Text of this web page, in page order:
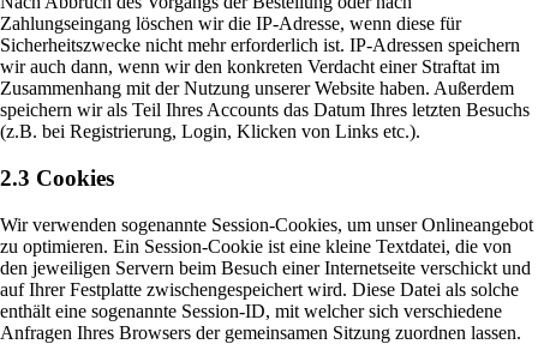
Zahlungseingang löschen wir die IP-Adresse, wenn diese für
Sicherheitszwecke nicht mehr erforderlich ist. IP-Adressen speichern
wir auch dann, wenn wir den konkreten Verdacht einer Straftat im
Zusammenhang mit der Nutzung unserer Website haben. Außerdem
speichern wir als Teil Ihres Accounts das Datum Ihres letzten Besuchs
(z.B. bei Registrierung, Login, Klicken von Links etc.).
2.3 Cookies
Wir verwenden sogenannte Session-Cookies, um unser Onlineangebot
zu optimieren. Ein Session-Cookie ist eine kleine Textdatei, die von
den jeweiligen Servern beim Besuch einer Internetseite verschickt und
auf Ihrer Festplatte zwischengespeichert wird. Diese Datei als solche
enthält eine sogenannte Session-ID, mit welcher sich verschiedene
Anfragen Ihres Browsers der gemeinsamen Sitzung zuordnen lassen.